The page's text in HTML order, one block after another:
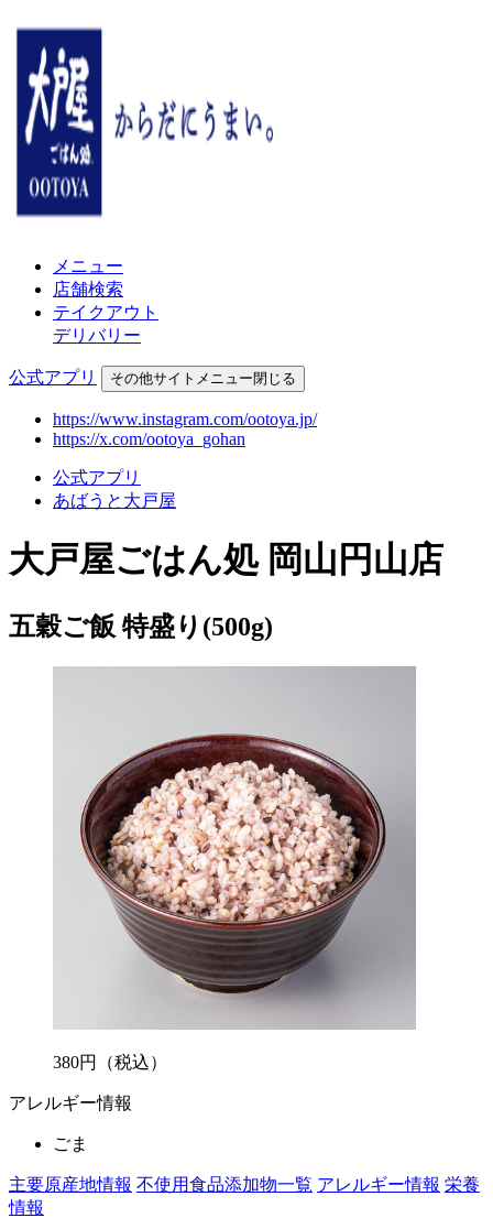
メニュー
店舗検索
テイクアウト
デリバリー
公式アプリ その他サイトメニュー閉じる
https://www.instagram.com/ootoya.jp/
https://x.com/ootoya_gohan
公式アプリ
あばうと大戸屋
大戸屋ごはん処 岡山円山店
五穀ご飯 特盛り(500g)
380円 （税込）
アレルギー情報
ごま
主要原産地情報 不使用食品添加物一覧 アレルギー情報 栄養
情報